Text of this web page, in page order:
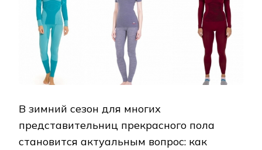
В зимний сезон для многих
представительниц прекрасного пола
становится актуальным вопрос: как